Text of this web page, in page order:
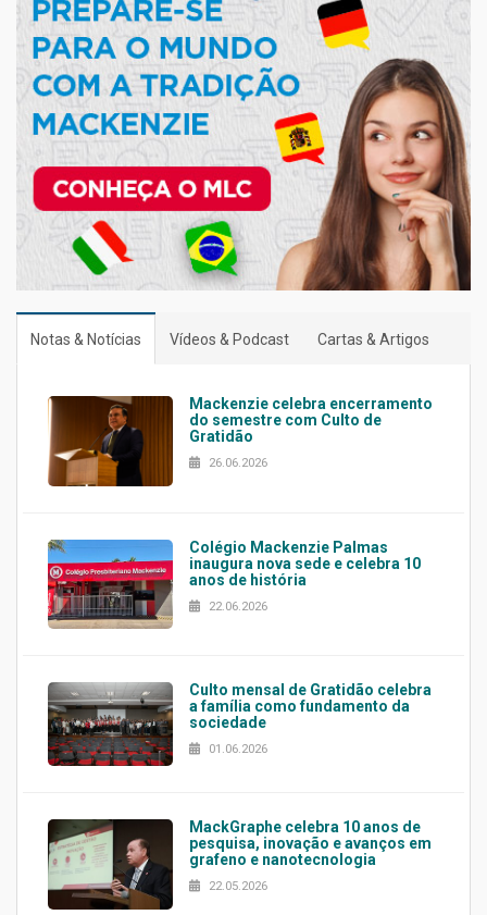
Notas & Notícias Vídeos & Podcast Cartas & Artigos
Mackenzie celebra encerramento
do semestre com Culto de
Gratidão
26.06.2026
Colégio Mackenzie Palmas
inaugura nova sede e celebra 10
anos de história
22.06.2026
Culto mensal de Gratidão celebra
a família como fundamento da
sociedade
01.06.2026
MackGraphe celebra 10 anos de
pesquisa, inovação e avanços em
grafeno e nanotecnologia
22.05.2026